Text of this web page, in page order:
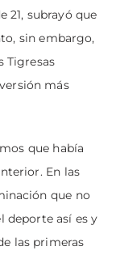
21, subrayó que
sin embargo,
Tigresas
más
que había
En las
que no
deporte así es y
las primeras